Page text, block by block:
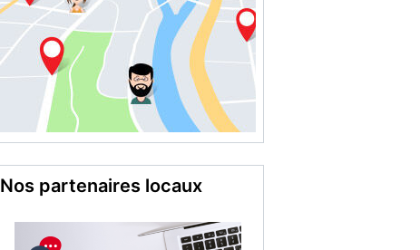
Nos partenaires locaux